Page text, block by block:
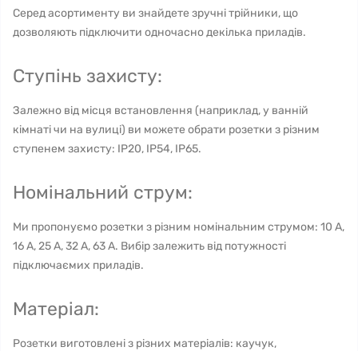
Серед асортименту ви знайдете зручні трійники, що
дозволяють підключити одночасно декілька приладів.
Ступінь захисту:
Залежно від місця встановлення (наприклад, у ванній
кімнаті чи на вулиці) ви можете обрати розетки з різним
ступенем захисту: IP20, IP54, IP65.
Номінальний струм:
Ми пропонуємо розетки з різним номінальним струмом: 10 А,
16 А, 25 А, 32 А, 63 А. Вибір залежить від потужності
підключаємих приладів.
Матеріал:
Розетки виготовлені з різних матеріалів: каучук,